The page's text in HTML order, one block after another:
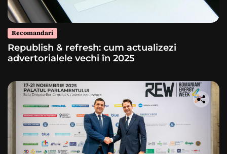
Recomandari
Republish & refresh: cum actualizezi
advertorialele vechi în 2025